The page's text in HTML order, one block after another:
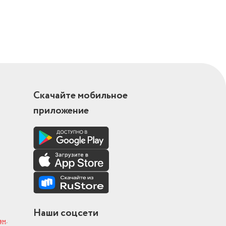
.
Скачайте мобильное
приложение
Наши соцсети